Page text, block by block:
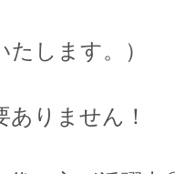
します。）
りません！